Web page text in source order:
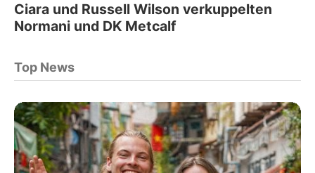
Ciara und Russell Wilson verkuppelten
Normani und DK Metcalf
Top News